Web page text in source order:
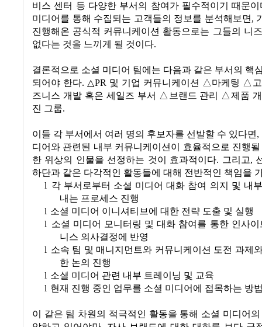
비스 센터 등 다양한 부서의 참여가 필수적이기 때문이
미디어를 통해 수집되는 고객들의 정보를 분석해보면,
진행해온 공식적 커뮤니케이션 활동으로는 그들의 니
없다는 것을 느끼게 될 것이다.
결론적으로 소셜 미디어 팀에는 다음과 같은 부서의 핵
되어야 한다. △PR 및 기업 커뮤니케이션 △마케팅 △
즈니스 개발 혹은 세일즈 부서 △브랜드 관리 △제품
진 그룹.
이들 각 부서에서 여러 명의 후보자를 선발할 수 있다면,
디어와 관련된 내부 커뮤니케이션이 효율적으로 진행
한 위상의 인물을 선정하는 것이 효과적이다. 그리고,
하단과 같은 다각적인 활동들에 대해 전반적인 책임을
l 각 부서로부터 소셜 미디어 대화 참여 의지 및 내
내는 프로세스 진행
l 소셜 미디어 이니셔티브에 대한 전략 도출 및 실행
l 소셜 미디어 모니터링 및 대화 참여를 통한 인사
니스 의사결정에 반영
l 소속 팀 및 매니지먼트와 커뮤니케이션 도전 과제
한 논의 진행
l 소셜 미디어 관련 내부 트레이닝 및 교육
l 현재 진행 중인 업무를 소셜 미디어에 접목하는 방
이 같은 팀 차원의 적극적인 활동을 통해 소셜 미디어